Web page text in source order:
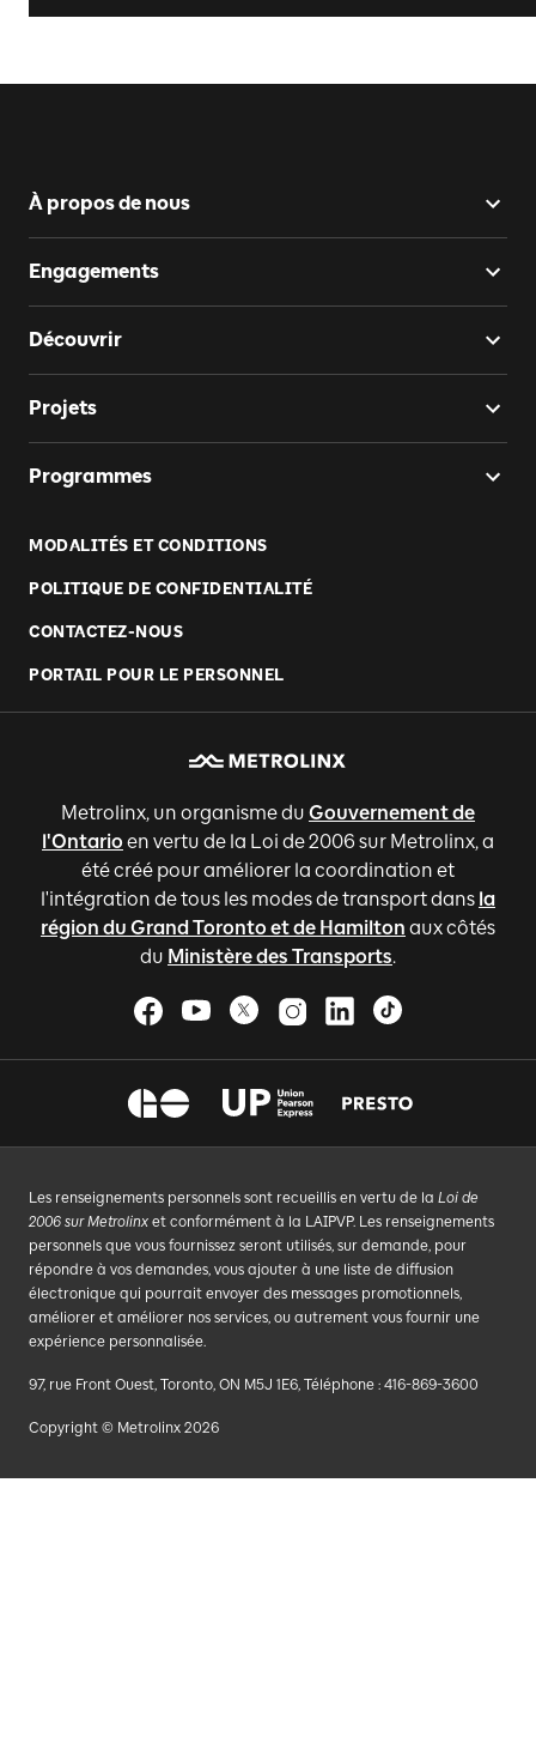
À propos de nous
Engagements
Découvrir
Projets
Programmes
MODALITÉS ET CONDITIONS
POLITIQUE DE CONFIDENTIALITÉ
CONTACTEZ-NOUS
PORTAIL POUR LE PERSONNEL
Metrolinx, un organisme du Gouvernement de
l'Ontario en vertu de la Loi de 2006 sur Metrolinx, a
été créé pour améliorer la coordination et
l'intégration de tous les modes de transport dans la
région du Grand Toronto et de Hamilton aux côtés
du Ministère des Transports.
Les renseignements personnels sont recueillis en vertu de la Loi de
2006 sur Metrolinx et conformément à la LAIPVP. Les renseignements
personnels que vous fournissez seront utilisés, sur demande, pour
répondre à vos demandes, vous ajouter à une liste de diffusion
électronique qui pourrait envoyer des messages promotionnels,
améliorer et améliorer nos services, ou autrement vous fournir une
expérience personnalisée.
97, rue Front Ouest, Toronto, ON M5J 1E6, Téléphone : 416-869-3600
Copyright © Metrolinx 2026